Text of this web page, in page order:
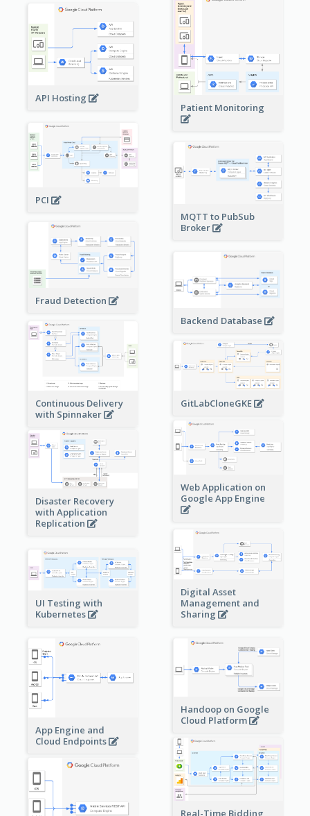
Patient Monitoring
API Hosting
PCI
MQTT to PubSub
Broker
Fraud Detection
Backend Database
Continuous Delivery
with Spinnaker
GitLabCloneGKE
Web Application on
Google App Engine
Disaster Recovery
with Application
Replication
Digital Asset
Management and
Sharing
UI Testing with
Kubernetes
App Engine and
Cloud Endpoints
Handoop on Google
Cloud Platform
Real-Time Bidding